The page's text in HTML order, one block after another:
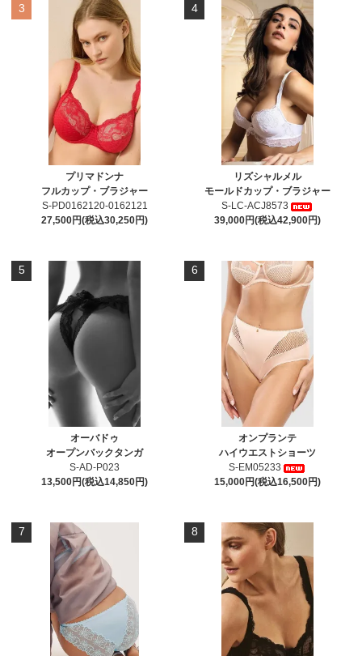
3
プリマドンナ
フルカップ・ブラジャー
S-PD0162120-0162121
27,500円(税込30,250円)
4
リズシャルメル
モールドカップ・ブラジャー
S-LC-ACJ8573
39,000円(税込42,900円)
5
オーバドゥ
オープンバックタンガ
S-AD-P023
13,500円(税込14,850円)
6
オンプランテ
ハイウエストショーツ
S-EM05233
15,000円(税込16,500円)
7 8